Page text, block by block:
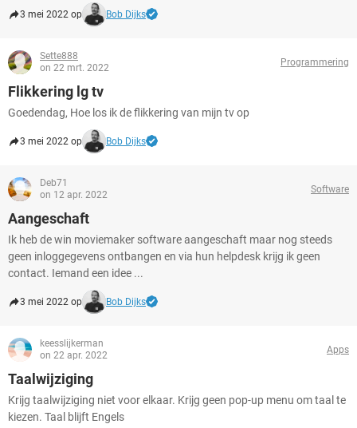
3 mei 2022 op Bob Dijks
Sette888
on 22 mrt. 2022
Programmering
Flikkering lg tv
Goedendag, Hoe los ik de flikkering van mijn tv op
3 mei 2022 op Bob Dijks
Deb71
on 12 apr. 2022
Software
Aangeschaft
Ik heb de win moviemaker software aangeschaft maar nog steeds
geen inloggegevens ontbangen en via hun helpdesk krijg ik geen
contact. Iemand een idee ...
3 mei 2022 op Bob Dijks
keesslijkerman
on 22 apr. 2022
Apps
Taalwijziging
Krijg taalwijziging niet voor elkaar. Krijg geen pop-up menu om taal te
kiezen. Taal blijft Engels